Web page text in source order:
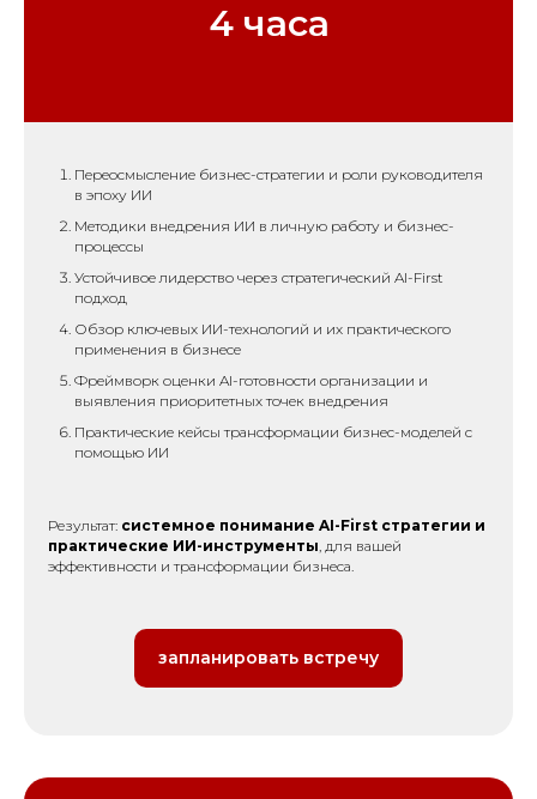
4 часа
Переосмысление бизнес-стратегии и роли руководителя
в эпоху ИИ
Методики внедрения ИИ в личную работу и бизнес-
процессы
Устойчивое лидерство через стратегический AI-First
подход
Обзор ключевых ИИ-технологий и их практического
применения в бизнесе
Фреймворк оценки AI-готовности организации и
выявления приоритетных точек внедрения
Практические кейсы трансформации бизнес-моделей с
помощью ИИ
Результат: системное понимание AI-First стратегии и
практические ИИ-инструменты, для вашей
эффективности и трансформации бизнеса.
запланировать встречу